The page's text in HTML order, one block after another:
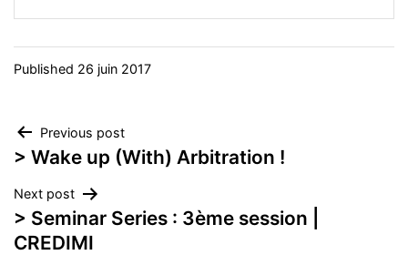
Published 26 juin 2017
Navigation
de
l’article
Previous post
> Wake up (With) Arbitration !
Next post
> Seminar Series : 3ème session |
CREDIMI